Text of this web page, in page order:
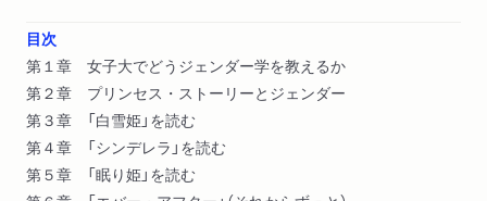
目次
第１章 女子大でどうジェンダー学を教えるか
第２章 プリンセス・ストーリーとジェンダー
第３章 「白雪姫」を読む
第４章 「シンデレラ」を読む
第５章 「眠り姫」を読む